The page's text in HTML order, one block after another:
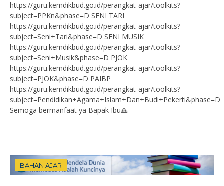
https://guru.kemdikbud.go.id/perangkat-ajar/toolkits?
subject=PPKn&phase=D SENI TARI
https://guru.kemdikbud.go.id/perangkat-ajar/toolkits?
subject=Seni+Tari&phase=D SENI MUSIK
https://guru.kemdikbud.go.id/perangkat-ajar/toolkits?
subject=Seni+Musik&phase=D PJOK
https://guru.kemdikbud.go.id/perangkat-ajar/toolkits?
subject=PJOK&phase=D PAIBP
https://guru.kemdikbud.go.id/perangkat-ajar/toolkits?
subject=Pendidikan+Agama+Islam+Dan+Budi+Pekerti&phase=D
Semoga bermanfaat ya Bapak Ibu🙏
BAHAN AJAR